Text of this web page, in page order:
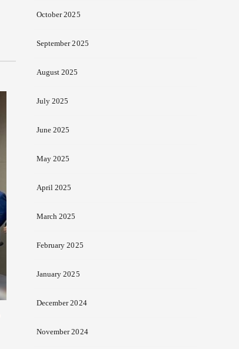
October 2025
September 2025
August 2025
July 2025
June 2025
May 2025
April 2025
March 2025
February 2025
January 2025
December 2024
November 2024